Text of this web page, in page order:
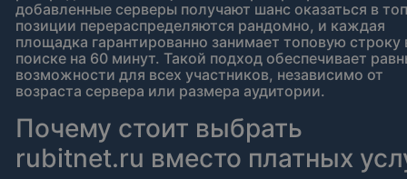
добавленные серверы получают шанс оказаться в
позиции перераспределяются рандомно, и каждая
площадка гарантированно занимает топовую строку
поиске на 60 минут. Такой подход обеспечивает
возможности для всех участников, независимо от
возраста сервера или размера аудитории.
Почему стоит выбрать
rubitnet.ru вместо платных